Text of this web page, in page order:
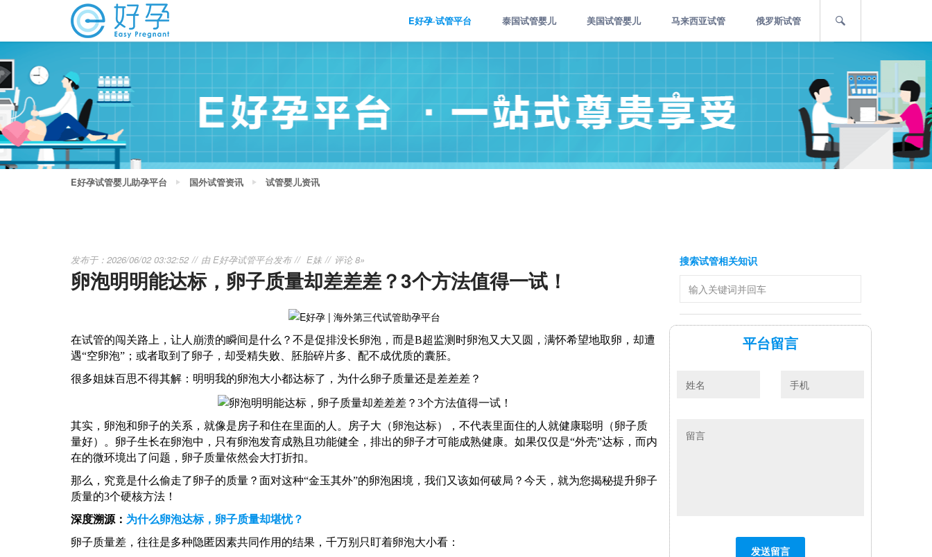
E好孕·试管平台 泰国试管婴儿 美国试管婴儿 马来西亚试管 俄罗斯试管
E好孕试管婴儿助孕平台 国外试管资讯 试管婴儿资讯
发布于：2026/06/02 03:32:52 由E好孕试管平台发布 E妹 评论 8»
卵泡明明能达标，卵子质量却差差差？3个方法值得一试！
在试管的闯关路上，让人崩溃的瞬间是什么？不是促排没长卵泡，而是B超监测时卵泡又大又圆，满怀希望地取卵，却遭
遇“空卵泡”；或者取到了卵子，却受精失败、胚胎碎片多、配不成优质的囊胚。
很多姐妹百思不得其解：明明我的卵泡大小都达标了，为什么卵子质量还是差差差？
其实，卵泡和卵子的关系，就像是房子和住在里面的人。房子大（卵泡达标），不代表里面住的人就健康聪明（卵子质
量好）。卵子生长在卵泡中，只有卵泡发育成熟且功能健全，排出的卵子才可能成熟健康。如果仅仅是“外壳”达标，而内
在的微环境出了问题，卵子质量依然会大打折扣。
那么，究竟是什么偷走了卵子的质量？面对这种“金玉其外”的卵泡困境，我们又该如何破局？今天，就为您揭秘提升卵子
质量的3个硬核方法！
深度溯源： 为什么卵泡达标，卵子质量却堪忧？
卵子质量差，往往是多种隐匿因素共同作用的结果，千万别只盯着卵泡大小看：
搜索试管相关知识
平台留言